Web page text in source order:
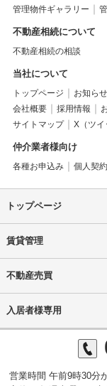
管理物件ギャラリー
不動産相続について
不動産相続の相談
当社について
トップページ お知らせ
会社概要
採用情報
サイトマップ
X（ツイ
仲介業者様向け
各種お申込み 個人契
トップページ
賃貸管理
不動産売買
入居者様専用
営業時間 午前9時30分